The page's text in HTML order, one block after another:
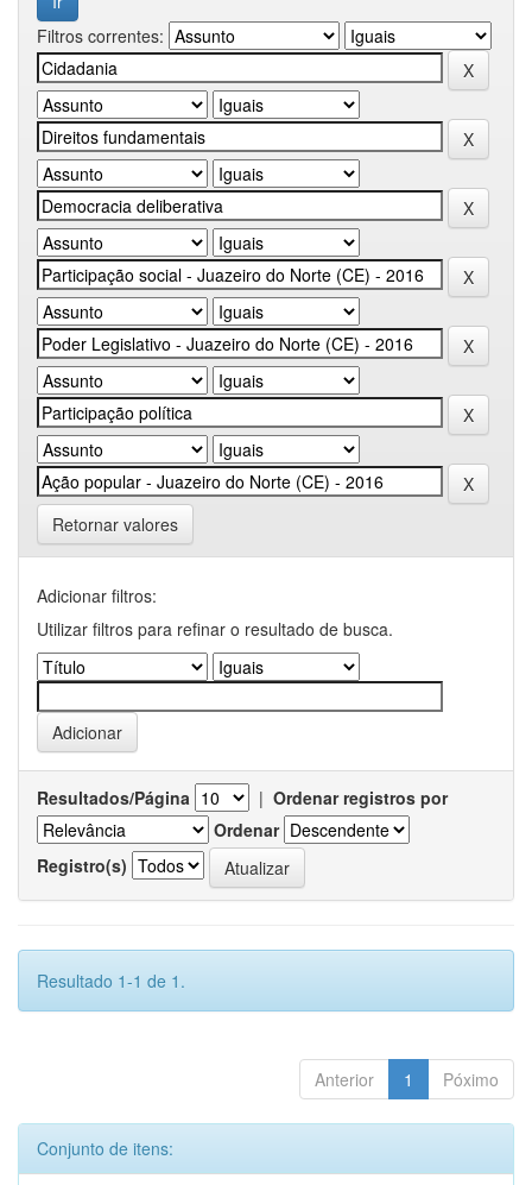
Filtros correntes:
Retornar valores
Adicionar filtros:
Utilizar filtros para refinar o resultado de busca.
Resultados/Página | Ordenar registros por
Ordenar
Registro(s)
Resultado 1-1 de 1.
Anterior 1 Póximo
Conjunto de itens: